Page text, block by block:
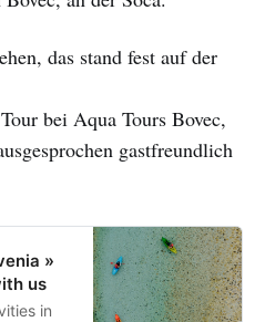
das stand fest auf der
bei Aqua Tours Bovec,
gastfreundlich
»
us
in